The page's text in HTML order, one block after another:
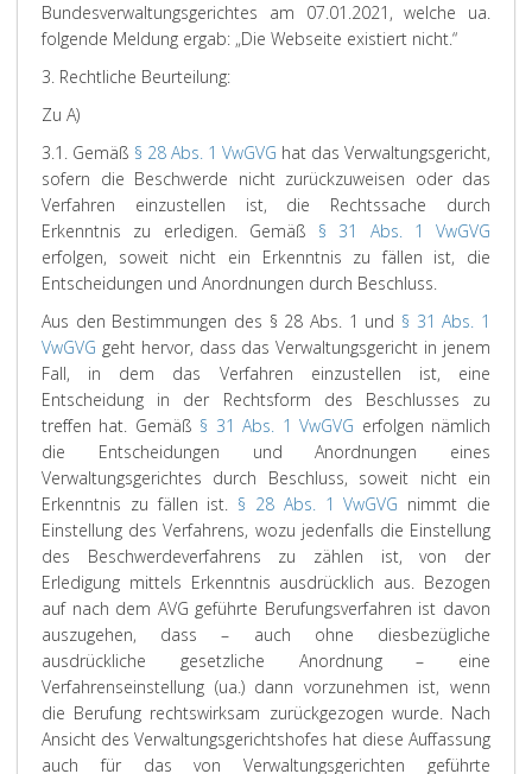
Bundesverwaltungsgerichtes am 07.01.2021, welche ua.
folgende Meldung ergab: „Die Webseite existiert nicht.“
3. Rechtliche Beurteilung:
Zu A)
3.1. Gemäß § 28 Abs. 1 VwGVG hat das Verwaltungsgericht,
sofern die Beschwerde nicht zurückzuweisen oder das
Verfahren einzustellen ist, die Rechtssache durch
Erkenntnis zu erledigen. Gemäß § 31 Abs. 1 VwGVG
erfolgen, soweit nicht ein Erkenntnis zu fällen ist, die
Entscheidungen und Anordnungen durch Beschluss.
Aus den Bestimmungen des § 28 Abs. 1 und § 31 Abs. 1
VwGVG geht hervor, dass das Verwaltungsgericht in jenem
Fall, in dem das Verfahren einzustellen ist, eine
Entscheidung in der Rechtsform des Beschlusses zu
treffen hat. Gemäß § 31 Abs. 1 VwGVG erfolgen nämlich
die Entscheidungen und Anordnungen eines
Verwaltungsgerichtes durch Beschluss, soweit nicht ein
Erkenntnis zu fällen ist. § 28 Abs. 1 VwGVG nimmt die
Einstellung des Verfahrens, wozu jedenfalls die Einstellung
des Beschwerdeverfahrens zu zählen ist, von der
Erledigung mittels Erkenntnis ausdrücklich aus. Bezogen
auf nach dem AVG geführte Berufungsverfahren ist davon
auszugehen, dass – auch ohne diesbezügliche
ausdrückliche gesetzliche Anordnung – eine
Verfahrenseinstellung (ua.) dann vorzunehmen ist, wenn
die Berufung rechtswirksam zurückgezogen wurde. Nach
Ansicht des Verwaltungsgerichtshofes hat diese Auffassung
auch für das von Verwaltungsgerichten geführte